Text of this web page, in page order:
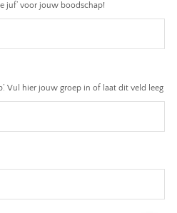
juf’ voor jouw boodschap!
Vul hier jouw groep in of laat dit veld leeg